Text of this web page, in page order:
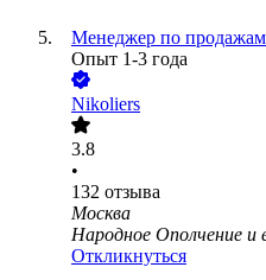
Менеджер по
Опыт 1-3 года
Nikoliers
3.8
•
132 отзыва
Москва
Народное Ополчение и
Откликнуться